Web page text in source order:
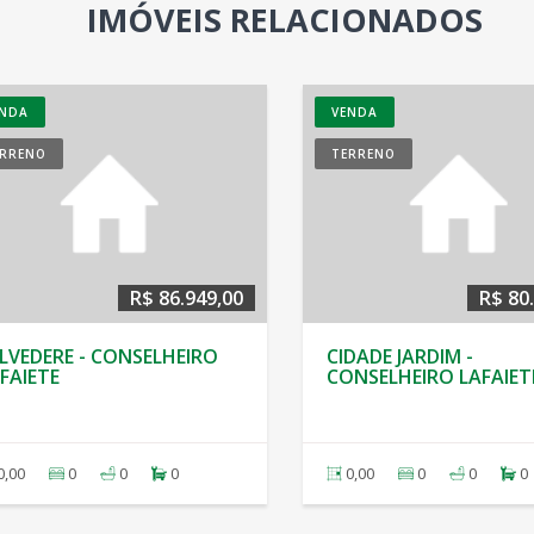
IMÓVEIS RELACIONADOS
R$ 86.949,00
- CONSELHEIRO
0 0 0
VENDA
TERRENO
R$
CIDADE JARDIM -
CONSELHEIRO
0,00 0 0 0